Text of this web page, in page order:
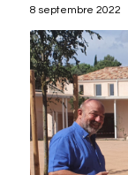
8 septembre 2022